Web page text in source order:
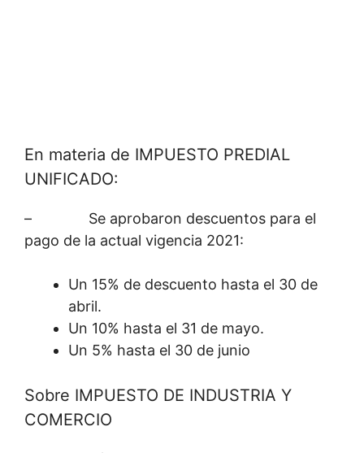
En materia de IMPUESTO PREDIAL
UNIFICADO:
– Se aprobaron descuentos para el
pago de la actual vigencia 2021:
Un 15% de descuento hasta el 30 de
abril.
Un 10% hasta el 31 de mayo.
Un 5% hasta el 30 de junio
Sobre IMPUESTO DE INDUSTRIA Y
COMERCIO